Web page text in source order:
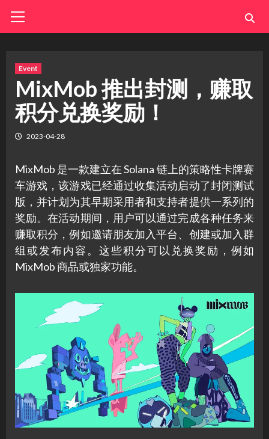
Menu
Event
MixMob 推出封测，赚取
积分兑换奖励！
2023-04-28
MixMob 是一款建立在 Solana 链上的策略性卡牌赛
车游戏，该游戏已经通过收集活动启动了封闭测试
版，并计划为其早期采用者和支持者提供一系列的
奖励。在活动期间，用户可以通过完成各种任务来
赚取积分，例如邀请朋友加入平台、创建或加入群
组或发布内容。这些积分可以兑换奖励，例如
MixMob 商品或独家功能。